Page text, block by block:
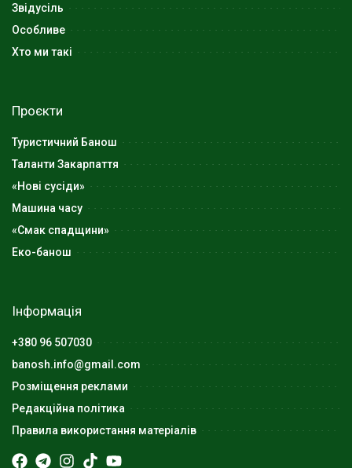
Звідусіль
Особливе
Хто ми такі
Проєкти
Туристичний Банош
Таланти Закарпаття
«Нові сусіди»
Машина часу
«Смак спадщини»
Еко-банош
Інформація
+380 96 507030
banosh.info@gmail.com
Розміщення реклами
Редакційна політика
Правила використання матеріалів